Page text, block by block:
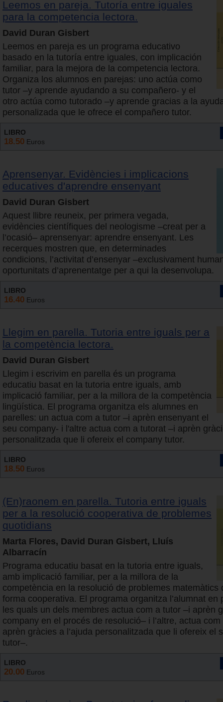
Leemos en pareja. Tutoría entre iguales
para la competencia lectora.
David Duran Gisbert
Leemos en pareja es un programa educativo
basado en la tutoría entre iguales, con implicación
familiar, para la mejora de la competencia lectora.
Organiza los alumnos en parejas: uno actúa como
tutor –y aprende ayudando a su compañero- y el
otro actúa como tutorado –y aprende gracias a la
personalizada que le ofrece el compañero tutor.
LIBRO
18.50 Euros
Aprensenyar. Evidències i implicacions
educatives d'aprendre ensenyant
David Duran Gisbert
Aquest llibre reuneix, per primera vegada,
evidències científiques del neologisme –creat per a
l’ocasió– aprensenyar: aprendre ensenyant. Les
recerques mostren que, en determinades
condicions, l’activitat d’ensenyar –exclusivament
oportunitats d’aprenentatge per a qui la desenvolupa.
LIBRO
16.40 Euros
Llegim en parella. Tutoria entre iguals per a
la competència lectora.
David Duran Gisbert
Llegim i escrivim en parella és un programa
educatiu basat en la tutoria entre iguals, amb
implicació familiar, per a la millora de la competència
lingüística. El programa organitza els alumnes en
parelles: un actua com a tutor –i aprèn ensenyant el
seu company- i l'altre actua com a tutorat –i aprèn
personalitzada que li ofereix el company tutor.
LIBRO
18.50 Euros
(En)raonem en parella. Tutoria entre iguals
per a la resolució cooperativa de problemes
quotidians
Marta Flores, David Duran Gisbert, Lluís
Albarracín
Programa educatiu basat en la tutoria entre iguals,
amb implicació familiar, per a la millora de la
competència en la resolució de problemes matemàtics
forma cooperativa. El programa organitza l’alumnat en
les quals un dels membres actua com a tutor –i aprèn
company en el procés de resolució– i l’altre, actua
aprèn gràcies a l’ajuda personalitzada que li ofereix el
tutor–.
LIBRO
20.00 Euros